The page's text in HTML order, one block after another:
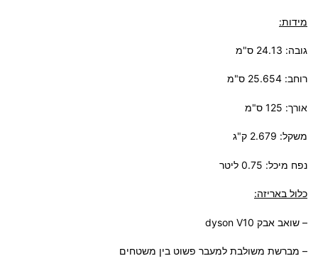
מידות:
גובה: 24.13 ס"מ
רוחב: 25.654 ס"מ
אורך: 125 ס"מ
משקל: 2.679 ק"ג
נפח מיכל: 0.75 ליטר
כלול באריזה:
– שואב אבק dyson V10
– מברשת משולבת למעבר פשוט בין משטחים